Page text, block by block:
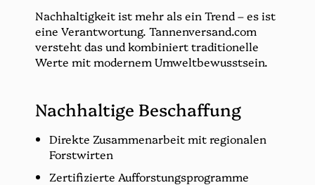
Nachhaltigkeit ist mehr als ein Trend – es ist
eine Verantwortung. Tannenversand.com
versteht das und kombiniert traditionelle
Werte mit modernem Umweltbewusstsein.
Nachhaltige Beschaffung
Direkte Zusammenarbeit mit regionalen
Forstwirten
Zertifizierte Aufforstungsprogramme